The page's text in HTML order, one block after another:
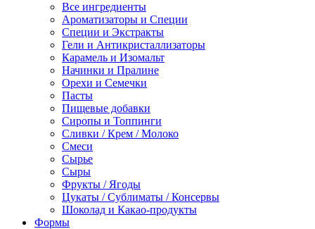
Все ингредиенты
Ароматизаторы и Специи
Специи и Экстракты
Гели и Антикристаллизаторы
Карамель и Изомальт
Начинки и Пралине
Орехи и Семечки
Пасты
Пищевые добавки
Сиропы и Топпинги
Сливки / Крем / Молоко
Смеси
Сырье
Сыры
Фрукты / Ягоды
Цукаты / Сублиматы / Консервы
Шоколад и Какао-продукты
Формы